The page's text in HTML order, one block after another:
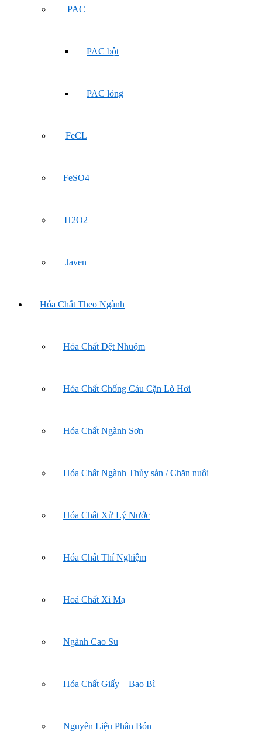
PAC
PAC bột
PAC lỏng
FeCL
FeSO4
H2O2
Javen
Hóa Chất Theo Ngành
Hóa Chất Dệt Nhuộm
Hóa Chất Chống Cáu Cặn Lò Hơi
Hóa Chất Ngành Sơn
Hóa Chất Ngành Thủy sản / Chăn nuôi
Hóa Chất Xử Lý Nước
Hóa Chất Thí Nghiệm
Hoá Chất Xi Mạ
Ngành Cao Su
Hóa Chất Giấy – Bao Bì
Nguyên Liệu Phân Bón